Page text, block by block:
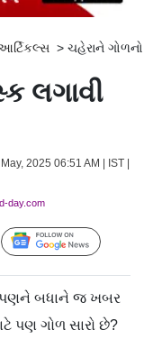
> ચહેરાને
લગાવી
2025 06:51 AM | IST |
day.com
Follow Us
બધાને જ ખબર
પણ ગોળ સારો છે?